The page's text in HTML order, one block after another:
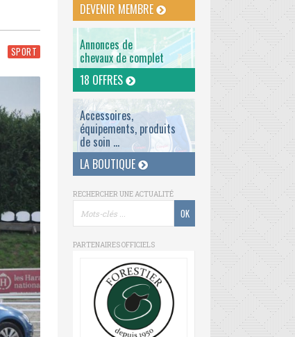
SPORT
DEVENIR MEMBRE
Annonces de
chevaux de complet
18 OFFRES
Accessoires,
équipements, produits
de soin ...
LA BOUTIQUE
RECHERCHER UNE ACTUALITÉ
PARTENAIRES OFFICIELS